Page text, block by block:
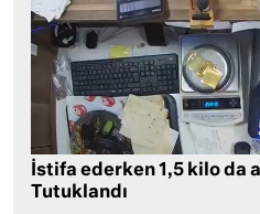
İstifa ederken 1,5 kilo da
Tutuklandı